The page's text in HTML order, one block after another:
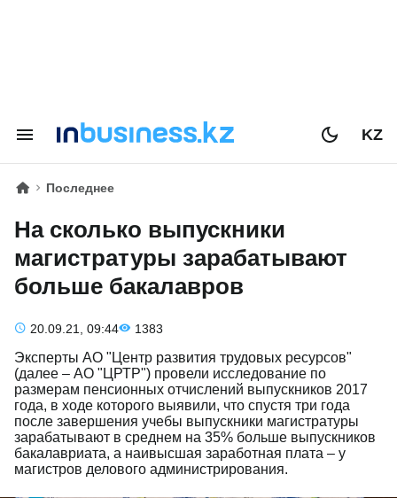
KZ
Последнее
На сколько выпускники
магистратуры зарабатывают
больше бакалавров
20.09.21, 09:44 1383
Эксперты АО "Центр развития трудовых ресурсов"
(далее – АО "ЦРТР") провели исследование по
размерам пенсионных отчислений выпускников 2017
года, в ходе которого выявили, что спустя три года
после завершения учебы выпускники магистратуры
зарабатывают в среднем на 35% больше выпускников
бакалавриата, а наивысшая заработная плата – у
магистров делового администрирования.